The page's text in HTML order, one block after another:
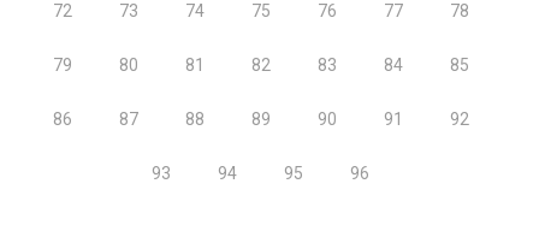
72 73 74 75 76 77 78
79 80 81 82 83 84 85
86 87 88 89 90 91 92
93 94 95 96